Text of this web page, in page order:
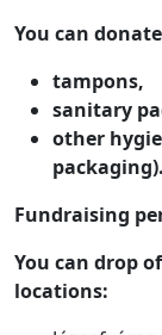
You can
tampons,
sanitary
other
packaging).
Fundraising
You can drop
locations: